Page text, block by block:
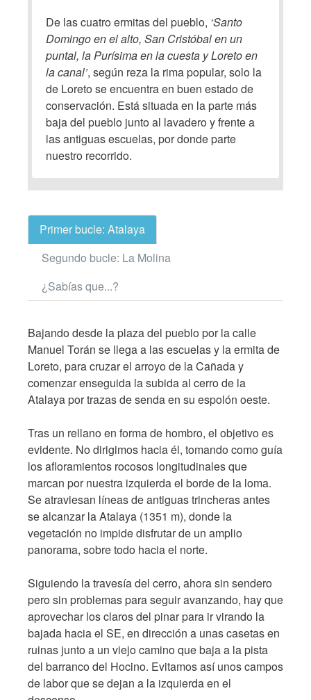
De las cuatro ermitas del pueblo, ‘Santo
Domingo en el alto, San Cristóbal en un
puntal, la Purísima en la cuesta y Loreto en
la canal’, según reza la rima popular, solo la
de Loreto se encuentra en buen estado de
conservación. Está situada en la parte más
baja del pueblo junto al lavadero y frente a
las antiguas escuelas, por donde parte
nuestro recorrido.
Primer bucle: Atalaya
Segundo bucle: La Molina
¿Sabías que...?
Bajando desde la plaza del pueblo por la calle
Manuel Torán se llega a las escuelas y la ermita de
Loreto, para cruzar el arroyo de la Cañada y
comenzar enseguida la subida al cerro de la
Atalaya por trazas de senda en su espolón oeste.
Tras un rellano en forma de hombro, el objetivo es
evidente. No dirigimos hacia él, tomando como guía
los afloramientos rocosos longitudinales que
marcan por nuestra izquierda el borde de la loma.
Se atraviesan líneas de antiguas trincheras antes
se alcanzar la Atalaya (1351 m), donde la
vegetación no impide disfrutar de un amplio
panorama, sobre todo hacia el norte.
Siguiendo la travesía del cerro, ahora sin sendero
pero sin problemas para seguir avanzando, hay que
aprovechar los claros del pinar para ir virando la
bajada hacia el SE, en dirección a unas casetas en
ruinas junto a un viejo camino que baja a la pista
del barranco del Hocino. Evitamos así unos campos
de labor que se dejan a la izquierda en el